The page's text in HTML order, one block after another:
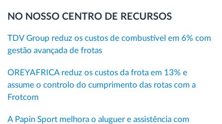
NO NOSSO CENTRO DE RECURSOS
TDV Group reduz os custos de combustível em 6% com
gestão avançada de frotas
OREYAFRICA reduz os custos da frota em 13% e
assume o controlo do cumprimento das rotas com a
Frotcom
A Papin Sport melhora o aluguer e assistência com